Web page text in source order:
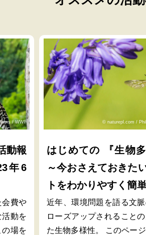
/ WWF
動報
年6
会費や
動を
場を
© naturepl.com /
はじめての 『生物多
～今おさえておきた
トをわかりやすく簡
近年、環境問題を語る文
ローズアップされること
た生物多様性。 このペー